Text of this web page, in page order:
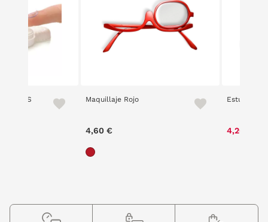
Maquillaje Rojo
4,60 €
Estuche
4,20 €